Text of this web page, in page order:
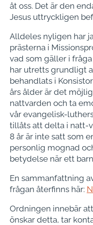
åt oss. Det är den
Jesus uttryckligen
Alldeles nyligen har
prästerna i
vad som gäller i
har utretts grundligt
behandlats i
års ålder är det
nattvarden och ta
vår evangelisk-
tillåts att delta i natt-
8 år är inte satt som
personlig mognad
betydelse när ett
En sammanfattning
frågan återfinns här:
Ordningen innebär
önskar detta, tar